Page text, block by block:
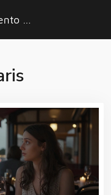
Esporte Emagrecimento Fácil